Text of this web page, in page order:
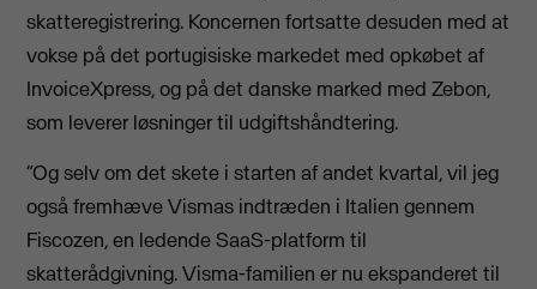
skatteregistrering. Koncernen fortsatte desuden med at
vokse på det portugisiske markedet med opkøbet af
InvoiceXpress, og på det danske marked med Zebon,
som leverer løsninger til udgiftshåndtering.
“Og selv om det skete i starten af andet kvartal, vil jeg
også fremhæve Vismas indtræden i Italien gennem
Fiscozen, en ledende SaaS-platform til
skatterådgivning. Visma-familien er nu ekspanderet til